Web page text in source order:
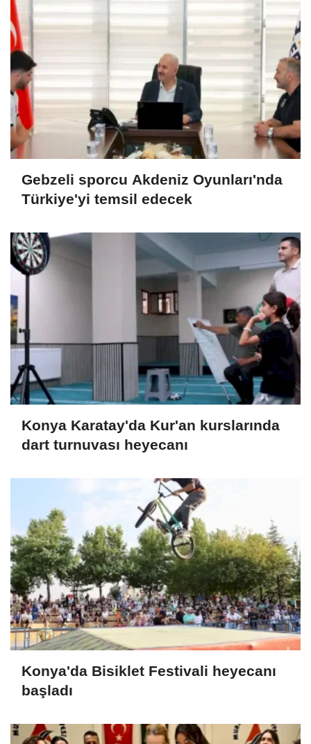
Gebzeli sporcu Akdeniz Oyunları'nda
Türkiye'yi temsil edecek
Konya Karatay'da Kur'an kurslarında
dart turnuvası heyecanı
Konya'da Bisiklet Festivali heyecanı
başladı